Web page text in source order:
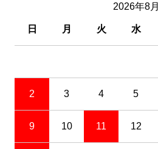
2026年8月
日 月 火 水
2 3 4 5
9 10 11 12